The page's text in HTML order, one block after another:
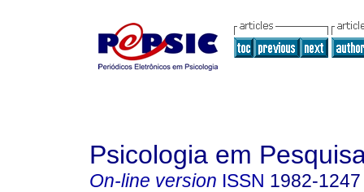
Psicologia em
On-line version ISSN 1982-1247